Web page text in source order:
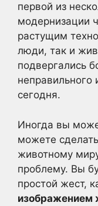
первой из
модернизации
растущим
люди, так и
подвергались
неправильного
сегодня.
Иногда вы
можете
животному
проблему. Вы
простой жест,
изображением